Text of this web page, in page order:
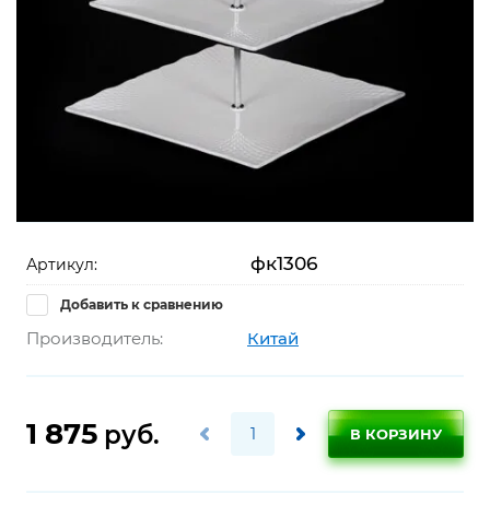
Артикул: фк1306
Добавить к сравнению
Производитель: Китай
1 875 руб. В КОРЗИНУ